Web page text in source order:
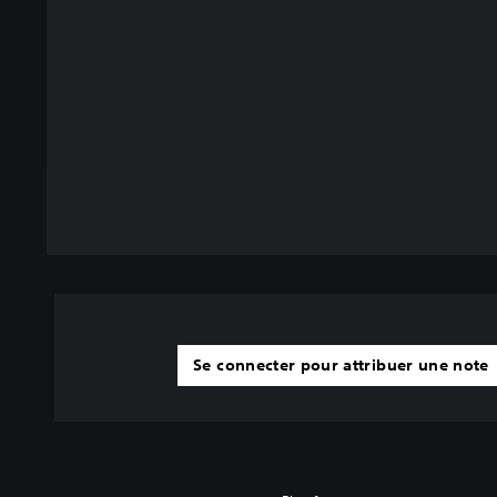
Se connecter pour attribuer une note